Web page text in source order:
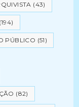
(43)
(194)
PÚBLICO (51)
(82)